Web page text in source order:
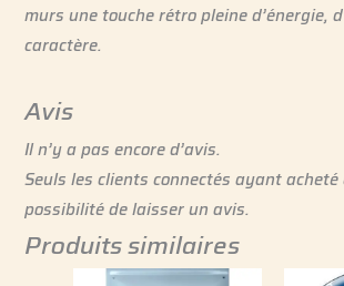
murs une touche rétro pleine d’énergie,
caractère.
Avis
Il n’y a pas encore d’avis.
Seuls les clients connectés ayant
possibilité de laisser un avis.
Produits similaires